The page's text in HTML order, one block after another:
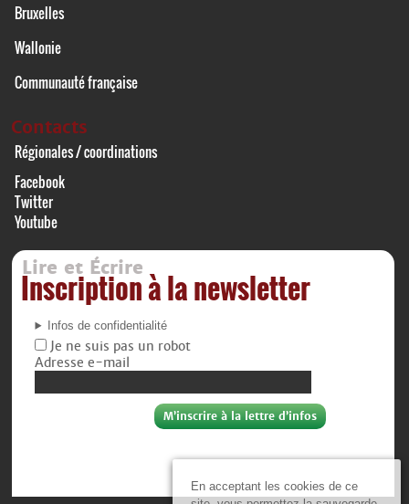
En acceptant les cookies de ce
Bruxelles
Wallonie
Communauté française
Contacts
Régionales / coordinations
Facebook
Twitter
Youtube
Lire et Écrire
Inscription à la newsletter
Infos de confidentialité
Je ne suis pas un robot
Adresse e-mail